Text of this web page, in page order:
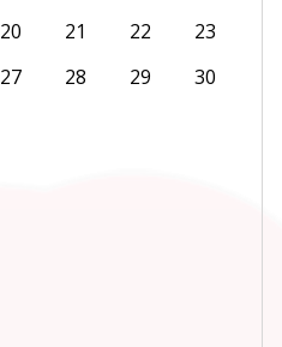
20 21 22
23
27 28 29
30